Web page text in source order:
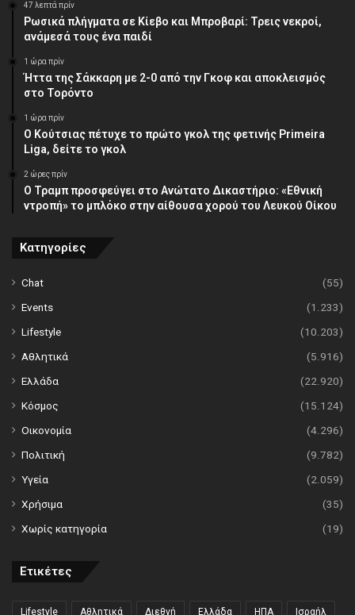
47 λεπτά πρίν
Ρωσικά πλήγματα σε Κίεβο και Μπροβαρί: Τρεις νεκροί,
ανάμεσά τους ένα παιδί
1 ώρα πρίν
Ήττα της Σάκκαρη με 2-0 από την Γκοφ και αποκλεισμός
στο Τορόντο
1 ώρα πρίν
Ο Κούτσιας πέτυχε το πρώτο γκολ της φετινής Primeira
Liga, δείτε το γκολ
2 ώρες πρίν
Ο Τραμπ προσφεύγει στο Ανώτατο Δικαστήριο: «Εθνική
ντροπή» το μπλόκο στην αίθουσα χορού του Λευκού Οίκου
Κατηγορίες
Chat
(55)
Events
(1.233)
Lifestyle
(10.203)
Αθλητικά
(5.916)
Ελλάδα
(22.920)
Κόσμος
(15.124)
Οικονομία
(4.296)
Πολιτική
(9.782)
Υγεία
(2.059)
Χρήσιμα
(35)
Χωρίς κατηγορία
(19)
Ετικέτες
Lifestyle Αθλητικά Διεθνή Ελλάδα ΗΠΑ Ισραήλ